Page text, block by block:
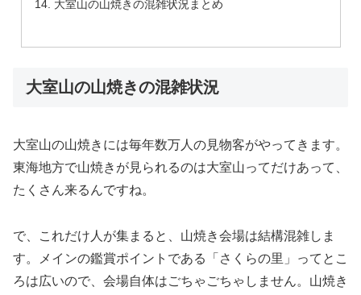
大室山の山焼きの混雑状況まとめ
大室山の山焼きの混雑状況
大室山の山焼きには毎年数万人の見物客がやってきます。
東海地方で山焼きが見られるのは大室山ってだけあって、
たくさん来るんですね。
で、これだけ人が集まると、山焼き会場は結構混雑しま
す。メインの鑑賞ポイントである「さくらの里」ってとこ
ろは広いので、会場自体はごちゃごちゃしません。山焼き